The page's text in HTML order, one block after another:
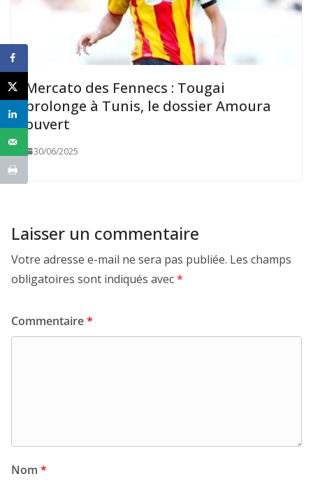
Mercato des Fennecs : Tougai
prolonge à Tunis, le dossier Amoura
ouvert
30/06/2025
Laisser un commentaire
Votre adresse e-mail ne sera pas publiée. Les champs
obligatoires sont indiqués avec*
Commentaire*
Nom *